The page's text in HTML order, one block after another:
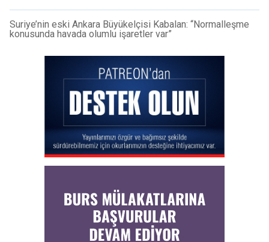
Suriye’nin eski Ankara Büyükelçisi Kabalan: “Normalleşme
konusunda havada olumlu işaretler var”